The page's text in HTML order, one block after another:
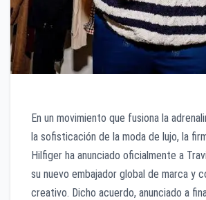
En un movimiento que fusiona la
la sofisticación de la moda de lujo, la
Hilfiger ha anunciado oficialmente a
su nuevo embajador global de marca y
creativo. Dicho acuerdo, anunciado a